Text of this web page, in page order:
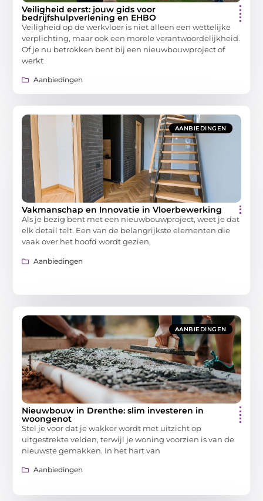
Veiligheid eerst: jouw gids voor
bedrijfshulpverlening en EHBO
Veiligheid op de werkvloer is niet alleen een wettelijke
verplichting, maar ook een morele verantwoordelijkheid.
Of je nu betrokken bent bij een nieuwbouwproject of
werkt
Aanbiedingen
AANBIEDINGEN
Vakmanschap en Innovatie in Vloerbewerking
Als je bezig bent met een nieuwbouwproject, weet je dat
elk detail telt. Een van de belangrijkste elementen die
vaak over het hoofd wordt gezien,
Aanbiedingen
AANBIEDINGEN
Nieuwbouw in Drenthe: slim investeren in
woongenot
Stel je voor dat je wakker wordt met uitzicht op
uitgestrekte velden, terwijl je woning voorzien is van de
nieuwste gemakken. In het hart van
Aanbiedingen